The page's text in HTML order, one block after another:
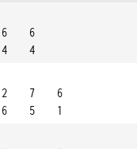
6
4
6
4
2
6
7
5
6
1